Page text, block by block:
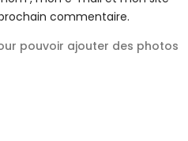
commentaire.
pouvoir ajouter des photos